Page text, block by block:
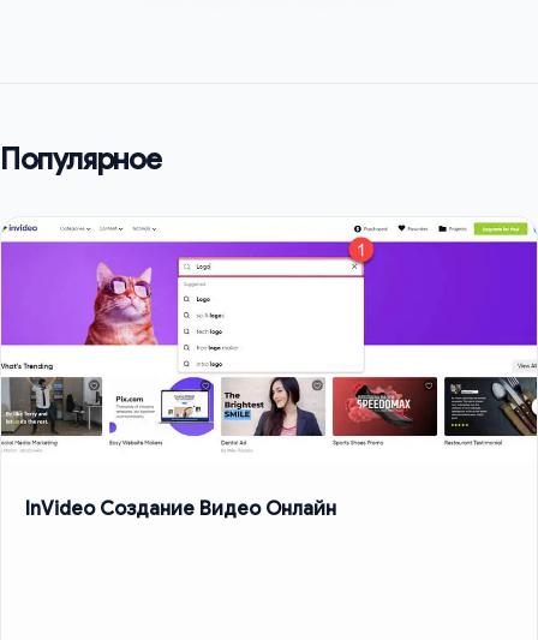
Популярное
InVideo Создание Видео Онлайн